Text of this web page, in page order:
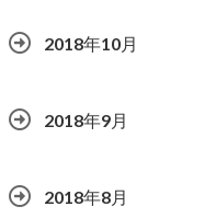
2018年10月
2018年9月
2018年8月